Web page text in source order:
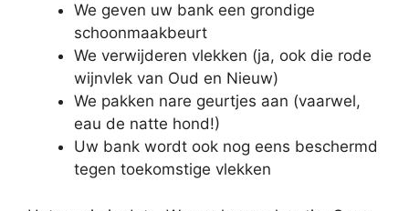
We geven uw bank een grondige
schoonmaakbeurt
We verwijderen vlekken (ja, ook die rode
wijnvlek van Oud en Nieuw)
We pakken nare geurtjes aan (vaarwel,
eau de natte hond!)
Uw bank wordt ook nog eens beschermd
tegen toekomstige vlekken